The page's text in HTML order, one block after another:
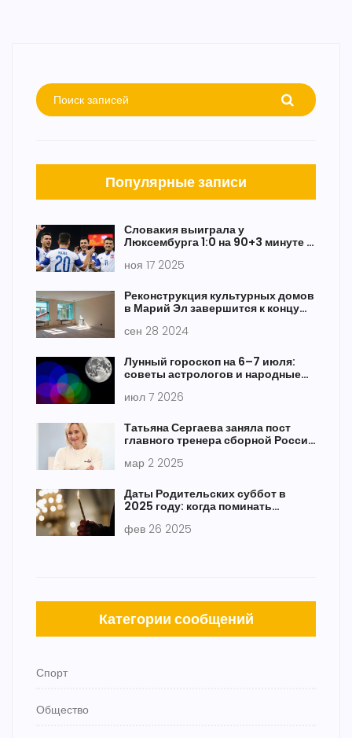
Популярные записи
Словакия выиграла у
Люксембурга 1:0 на 90+3 минуте в
ноя 17 2025
Реконструкция культурных домов
в Марий Эл завершится к концу
сен 28 2024
Лунный гороскоп на 6–7 июля:
советы астрологов и народные
июл 7 2026
Татьяна Сергаева заняла пост
главного тренера сборной России
мар 2 2025
Даты Родительских суббот в
2025 году: когда поминать
фев 26 2025
Категории сообщений
Спорт
Общество